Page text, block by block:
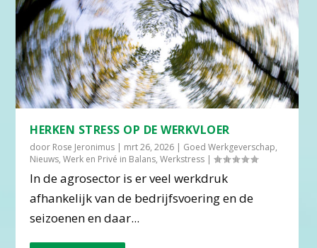
HERKEN STRESS OP DE WERKVLOER
door Rose Jeronimus | mrt 26, 2026 | Goed Werkgeverschap,
Nieuws,Werk en Privé in Balans,Werkstress |
In de agrosector is er veel werkdruk
afhankelijk van de bedrijfsvoering en de
seizoenen en daar...